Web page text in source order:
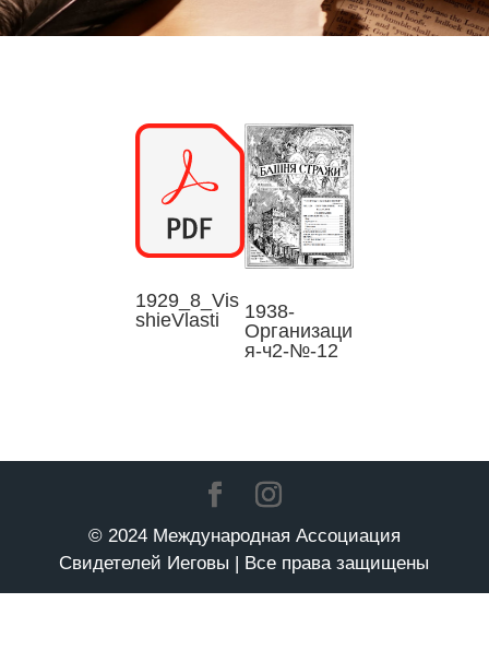
1929_8_Vis
shieVlasti
1938-
Организаци
я-ч2-№-12
© 2024 Международная Ассоциация
Свидетелей Иеговы | Все права защищены